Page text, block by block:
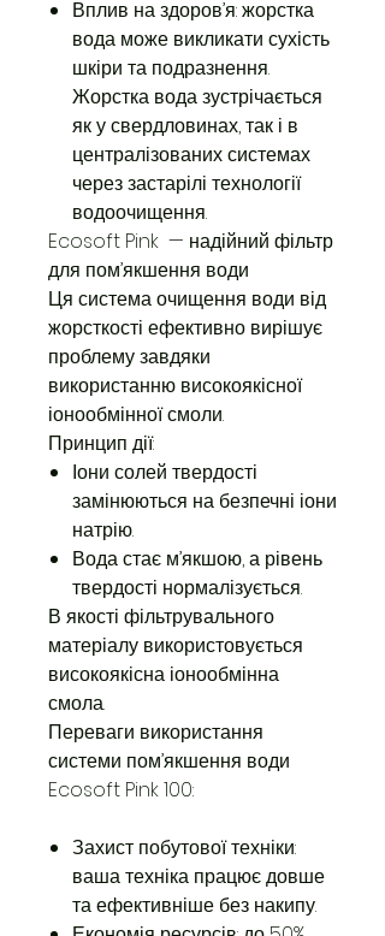
Вплив на здоров’я: жорстка
вода може викликати сухість
шкіри та подразнення.
Жорстка вода зустрічається
як у свердловинах, так і в
централізованих системах
через застарілі технології
водоочищення.
Ecosoft Pink — надійний фільтр
для пом’якшення води
Ця система очищення води від
жорсткості ефективно вирішує
проблему завдяки
використанню високоякісної
іонообмінної смоли.
Принцип дії:
Іони солей твердості
замінюються на безпечні іони
натрію.
Вода стає м’якшою, а рівень
твердості нормалізується.
В якості фільтрувального
матеріалу використовується
високоякісна іонообмінна
смола.
Переваги використання
системи пом’якшення води
Ecosoft Pink 100:
Захист побутової техніки:
ваша техніка працює довше
та ефективніше без накипу.